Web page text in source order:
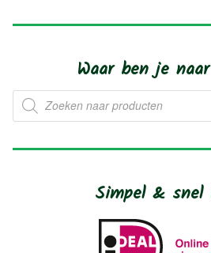
Waar ben je
Producten
zoeken
Simpel & snel